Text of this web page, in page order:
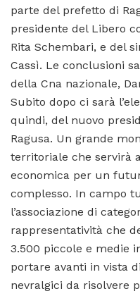
parte del prefetto di
presidente del Libero
Rita Schembari, e del
Cassì. Le conclusioni
della Cna nazionale,
Subito dopo ci sarà
quindi, del nuovo
Ragusa. Un grande
territoriale che servirà
economica per un
complesso. In campo
l’associazione di
rappresentatività che
3.500 piccole e medie
portare avanti in vista
nevralgici da risolvere